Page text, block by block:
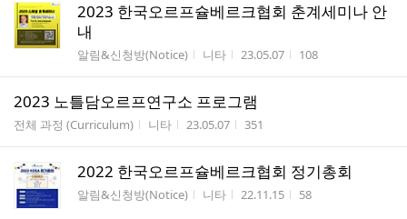
2023 한국오르프슐베르크협회 춘계세미나 안
내
게시판명
알림&신청방(Notice) 작성자
니타 작성시간
23.05.07 조회수
108
2023 노틀담오르프연구소 프로그램
게시판명
전체 과정 (Curriculum) 작성자
니타 작성시간
23.05.07 조회수
351
2022 한국오르프슐베르크협회 정기총회
게시판명
알림&신청방(Notice) 작성자
니타 작성시간
22.11.15 조회수
58